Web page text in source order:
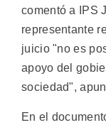
comentó a IPS
representante
juicio "no es
apoyo del
sociedad",
En el